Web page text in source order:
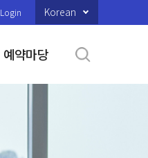
Login Korean
예약마당